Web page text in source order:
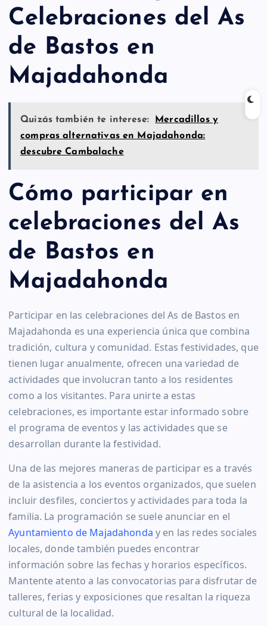
Celebraciones del As
de Bastos en
Majadahonda
Quizás también te interese:
Mercadillos y
compras alternativas en Majadahonda:
descubre Cambalache
Cómo participar en
celebraciones del As
de Bastos en
Majadahonda
Participar en las celebraciones del As de Bastos en
Majadahonda es una experiencia única que combina
tradición, cultura y comunidad. Estas festividades, que
tienen lugar anualmente, ofrecen una variedad de
actividades que involucran tanto a los residentes
como a los visitantes. Para unirte a estas
celebraciones, es importante estar informado sobre
el programa de eventos y las actividades que se
desarrollan durante la festividad.
Una de las mejores maneras de participar es a través
de la asistencia a los eventos organizados, que suelen
incluir desfiles, conciertos y actividades para toda la
familia. La programación se suele anunciar en el
Ayuntamiento de Majadahonda y en las redes sociales
locales, donde también puedes encontrar
información sobre las fechas y horarios específicos.
Mantente atento a las convocatorias para disfrutar de
talleres, ferias y exposiciones que resaltan la riqueza
cultural de la localidad.